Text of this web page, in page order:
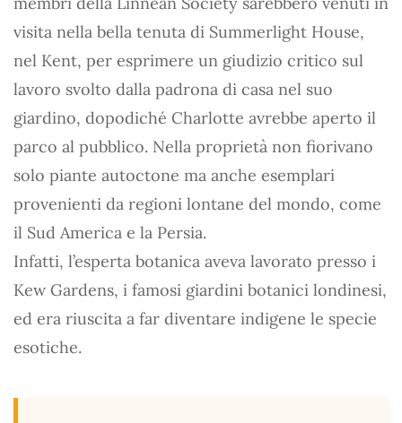
visita nella bella tenuta di Summerlight House,
nel Kent, per esprimere un giudizio critico sul
lavoro svolto dalla padrona di casa nel suo
giardino, dopodiché Charlotte avrebbe aperto il
parco al pubblico. Nella proprietà non fiorivano
solo piante autoctone ma anche esemplari
provenienti da regioni lontane del mondo, come
il Sud America e la Persia.
Infatti, l’esperta botanica aveva lavorato presso i
Kew Gardens, i famosi giardini botanici londinesi,
ed era riuscita a far diventare indigene le specie
esotiche.